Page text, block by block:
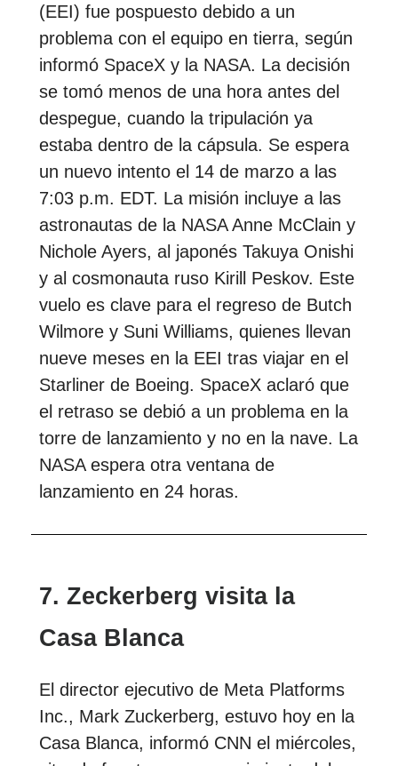
(EEI) fue pospuesto debido a un
problema con el equipo en tierra, según
informó SpaceX y la NASA. La decisión
se tomó menos de una hora antes del
despegue, cuando la tripulación ya
estaba dentro de la cápsula. Se espera
un nuevo intento el 14 de marzo a las
7:03 p.m. EDT. La misión incluye a las
astronautas de la NASA Anne McClain y
Nichole Ayers, al japonés Takuya Onishi
y al cosmonauta ruso Kirill Peskov. Este
vuelo es clave para el regreso de Butch
Wilmore y Suni Williams, quienes llevan
nueve meses en la EEI tras viajar en el
Starliner de Boeing. SpaceX aclaró que
el retraso se debió a un problema en la
torre de lanzamiento y no en la nave. La
NASA espera otra ventana de
lanzamiento en 24 horas.
7. Zeckerberg visita la
Casa Blanca
El director ejecutivo de Meta Platforms
Inc., Mark Zuckerberg, estuvo hoy en la
Casa Blanca, informó CNN el miércoles,